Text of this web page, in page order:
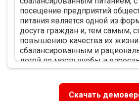
«Петровка-23» и оценка их
Заключение 63
Список использованной
Приложения 73
посещение предприятий
питания является одной из
досуга граждан и, тем самым,
повышению качества их
сбалансированным и
детей по месту учебы и
работы является
Скачать